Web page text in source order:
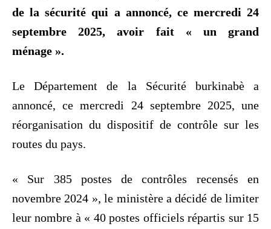
de la sécurité qui a annoncé, ce mercredi 24
septembre 2025, avoir fait « un grand
ménage ».
Le Département de la Sécurité burkinabè a
annoncé, ce mercredi 24 septembre 2025, une
réorganisation du dispositif de contrôle sur les
routes du pays.
« Sur 385 postes de contrôles recensés en
novembre 2024 », le ministère a décidé de limiter
leur nombre à « 40 postes officiels répartis sur 15